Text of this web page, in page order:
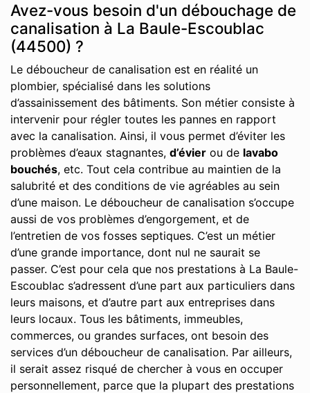
Avez-vous besoin d'un débouchage de
canalisation à La Baule-Escoublac
(44500) ?
Le déboucheur de canalisation est en réalité un
plombier, spécialisé dans les solutions
d’assainissement des bâtiments. Son métier consiste à
intervenir pour régler toutes les pannes en rapport
avec la canalisation. Ainsi, il vous permet d’éviter les
problèmes d’eaux stagnantes, d’évier ou de lavabo
bouchés, etc. Tout cela contribue au maintien de la
salubrité et des conditions de vie agréables au sein
d’une maison. Le déboucheur de canalisation s’occupe
aussi de vos problèmes d’engorgement, et de
l’entretien de vos fosses septiques. C’est un métier
d’une grande importance, dont nul ne saurait se
passer. C’est pour cela que nos prestations à La Baule-
Escoublac s’adressent d’une part aux particuliers dans
leurs maisons, et d’autre part aux entreprises dans
leurs locaux. Tous les bâtiments, immeubles,
commerces, ou grandes surfaces, ont besoin des
services d’un déboucheur de canalisation. Par ailleurs,
il serait assez risqué de chercher à vous en occuper
personnellement, parce que la plupart des prestations